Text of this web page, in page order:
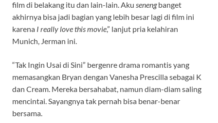
film di belakang itu dan lain-lain. Aku senengbanget
akhirnya bisa jadi bagian yang lebih besar lagi di film ini
karena I really love this movie,” lanjut pria kelahiran
Munich, Jerman ini.
“Tak Ingin Usai di Sini” bergenre drama romantis yang
memasangkan Bryan dengan Vanesha Prescilla sebagai K
dan Cream. Mereka bersahabat, namun diam-diam saling
mencintai. Sayangnya tak pernah bisa benar-benar
bersama.